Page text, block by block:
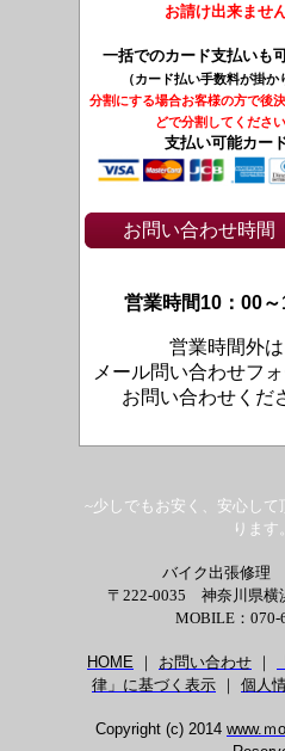
お請け出来ませ
一括でのカード支払いも
（カード払い手数料が掛か
分割にする場合お客様の方で後
どで分割してください
支払い可能カー
お問い合わせ時間
営業時間10：00
営業時間外は
メール問い合わせフ
お問い合わせくだ
~少しでもお安く、安心し
ります
バイク出張修理
〒222-0035 神奈川県横
MOBILE：070-
HOME ｜ お問い合わせ ｜
律」に基づく表示 ｜ 個人
Copyright (c) 2014 www.ｍ